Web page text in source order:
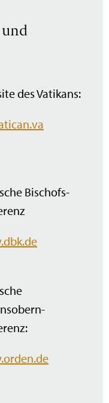
des Vatikans:
Bischofs­